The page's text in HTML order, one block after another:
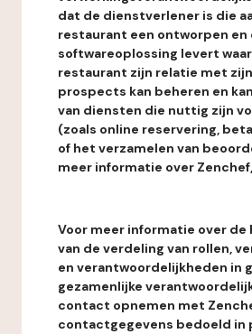
dat de dienstverlener is die
restaurant een ontworpen en
softwareoplossing levert
restaurant zijn relatie met
prospects kan beheren en
van diensten die nuttig zijn
(zoals online reservering,
of het verzamelen van
meer informatie over
Voor meer informatie over de
van de verdeling van rollen,
en verantwoordelijkheden in
gezamenlijke
contact opnemen met
contactgegevens bedoeld in